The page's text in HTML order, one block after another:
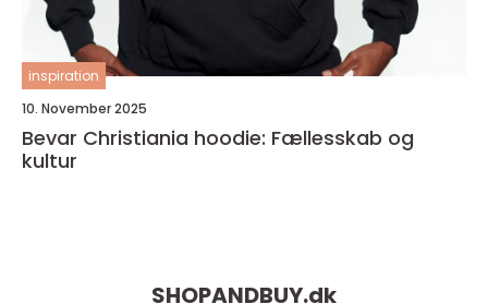
inspiration
10. November 2025
Bevar Christiania hoodie: Fællesskab og
kultur
SHOPANDBUY.dk